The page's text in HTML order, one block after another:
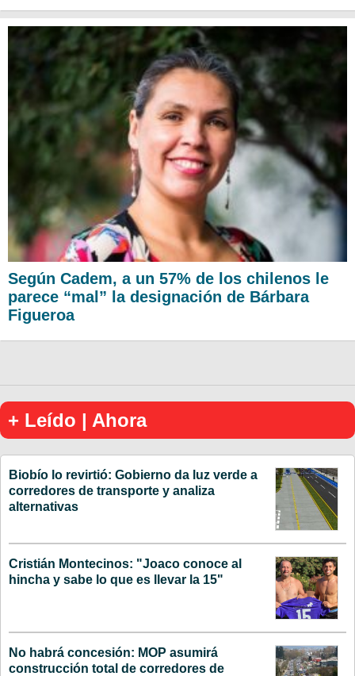
Según Cadem, a un 57% de los chilenos le
parece “mal” la designación de Bárbara
Figueroa
+ Leído | Ahora
Biobío lo revirtió: Gobierno da luz verde a
corredores de transporte y analiza
alternativas
Cristián Montecinos: "Joaco conoce al
hincha y sabe lo que es llevar la 15"
No habrá concesión: MOP asumirá
construcción total de corredores de